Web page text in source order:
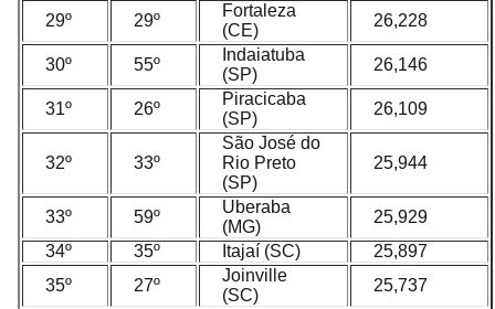
29º 29º
Fortaleza
(CE)
26,228
30º 55º
Indaiatuba
(SP)
26,146
31º 26º
Piracicaba
(SP)
26,109
32º 33º
São José do
Rio Preto
(SP)
25,944
33º 59º
Uberaba
(MG)
25,929
34º
35º Itajaí (SC)
25,897
35º
27º
Joinville
(SC)
25,737